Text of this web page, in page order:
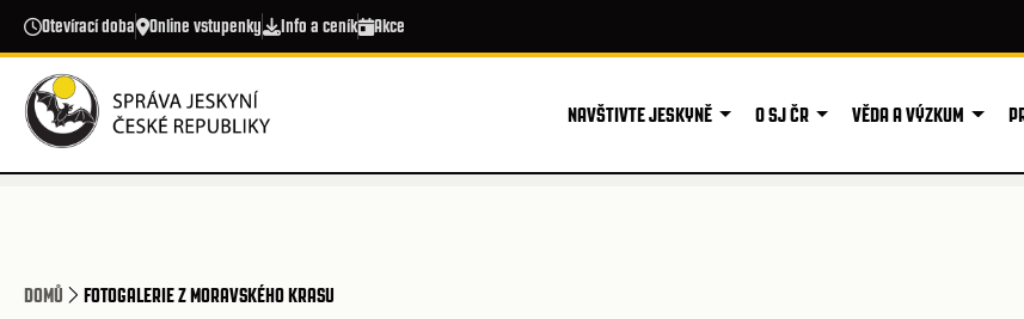
Přejít k hlavnímu obsahu
Otevírací doba Online vstupenky Info a ceník Akce
NAVŠTIVTE JESKYNĚ O SJ ČR VĚDA A VÝZKUM
DOMŮ FOTOGALERIE Z MORAVSKÉHO KRASU